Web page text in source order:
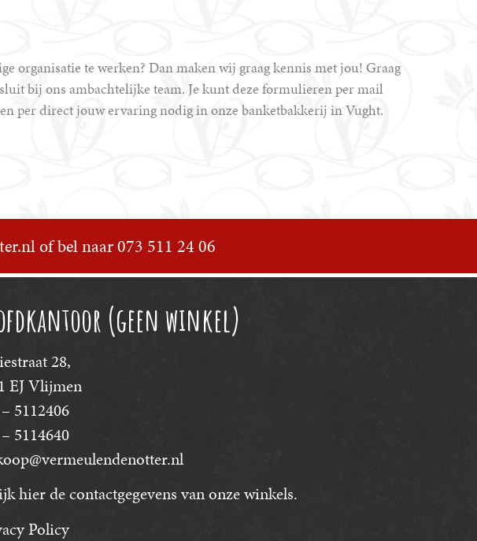
organisatie te werken? Dan maken wij graag kennis met jou! Graag
bij ons ambachtelijke team. Je kunt deze formulieren per mail
per direct jouw ervaring nodig in onze banketbakkerij in Vught.
of bel naar073 511 24 06
(geen winkel)
28,
EJ Vlijmen
5112406
5114640
hierde contactgegevens van onze winkels.
Policy